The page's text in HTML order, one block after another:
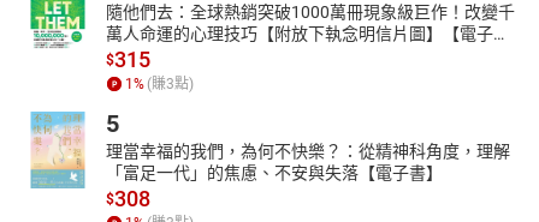
・書中貼心附上心情筆記頁，怎麼使用都可以，讓你自由發揮不設
限。
隨他們去：全球熱銷突破1000萬冊現象級巨作！改變千
萬人命運的心理技巧【附放下執念明信片圖】【電子
書】
$315
1 % (賺3點)
5
理當幸福的我們，為何不快樂？：從精神科角度，理解
「富足一代」的焦慮、不安與失落【電子書】
$308